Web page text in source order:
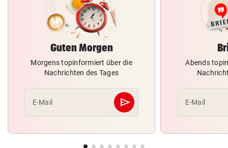
Guten Morgen
Morgens topinformiert über die
Nachrichten des Tages
E-Mail send
Abschicken
Abends
E-Mail